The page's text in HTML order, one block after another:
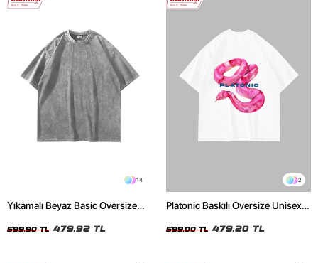
14
Yıkamalı Beyaz Basic Oversize
599,90 TL 479,92 TL
2
Platonic Baskılı Oversize Unisex
599,00 TL 479,20 TL